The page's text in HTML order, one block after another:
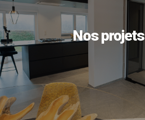
Nos projets